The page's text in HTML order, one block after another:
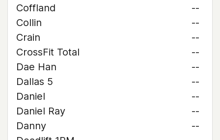
Coffland
--
Collin
--
Crain
--
CrossFit Total
--
Dae Han
--
Dallas 5
--
Daniel
--
Daniel Ray
--
Danny
--